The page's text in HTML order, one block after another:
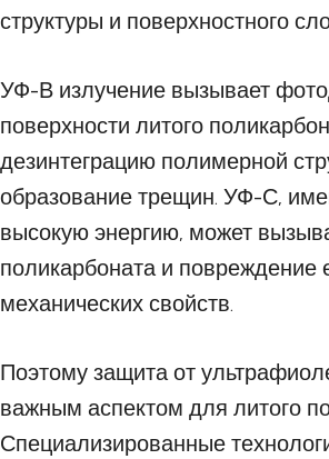
структуры и поверхностного
УФ-В излучение вызывает
поверхности литого
дезинтеграцию полимерной
образование трещин. УФ-С,
высокую энергию, может
поликарбоната и повреждение
механических свойств.
Поэтому защита от
важным аспектом для литого
Специализированные